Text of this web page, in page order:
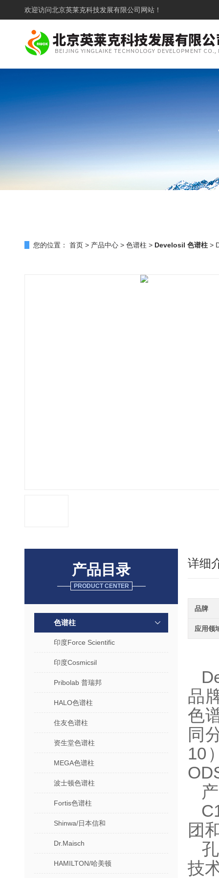
欢迎访问北京英莱克科技发展有限公司网站！
您的位置： 首页 > 产品中心 > 色谱柱 > Develosil 色谱柱 >
产品目录
PRODUCT CENTER
色谱柱
印度Force Scientific
印度Cosmicsil
Pribolab 普瑞邦
HALO色谱柱
住友色谱柱
资生堂色谱柱
MEGA色谱柱
波士顿色谱柱
Fortis色谱柱
Shinwa/日本信和
Dr.Maisch
HAMILTON/哈美顿
详细
品牌
应用领
品
色
同
10
团
技